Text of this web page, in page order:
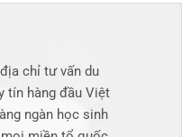
địa chỉ tư vấn du
tín hàng đầu Việt
ngàn học sinh